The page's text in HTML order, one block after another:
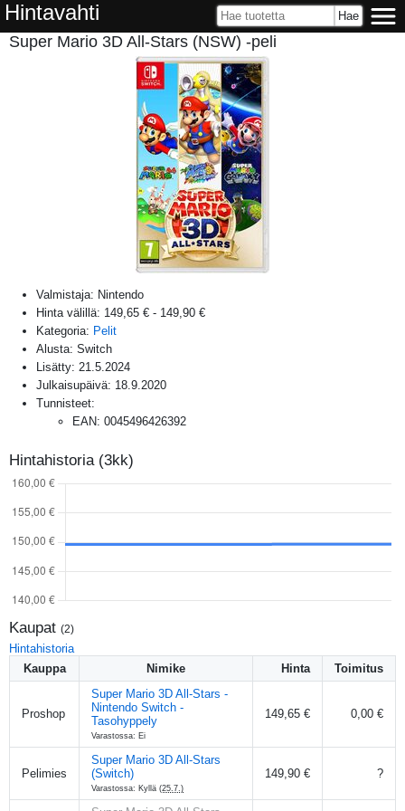
Hintavahti
Super Mario 3D All-Stars (NSW) -peli
Valmistaja: Nintendo
Hinta välillä: 149,65 € - 149,90 €
Kategoria: Pelit
Alusta: Switch
Lisätty: 21.5.2024
Julkaisupäivä: 18.9.2020
Tunnisteet:
EAN: 0045496426392
Hintahistoria (3kk)
Kaupat (2)
Hintahistoria
Kauppa
Nimike Hinta Toimitus
Proshop
Super Mario 3D All-Stars -
Nintendo Switch -
Tasohyppely
Varastossa: Ei
149,65 € 0,00 €
Pelimies
Super Mario 3D All-Stars
(Switch)
Varastossa: Kyllä (25.7.)
149,90 € ?